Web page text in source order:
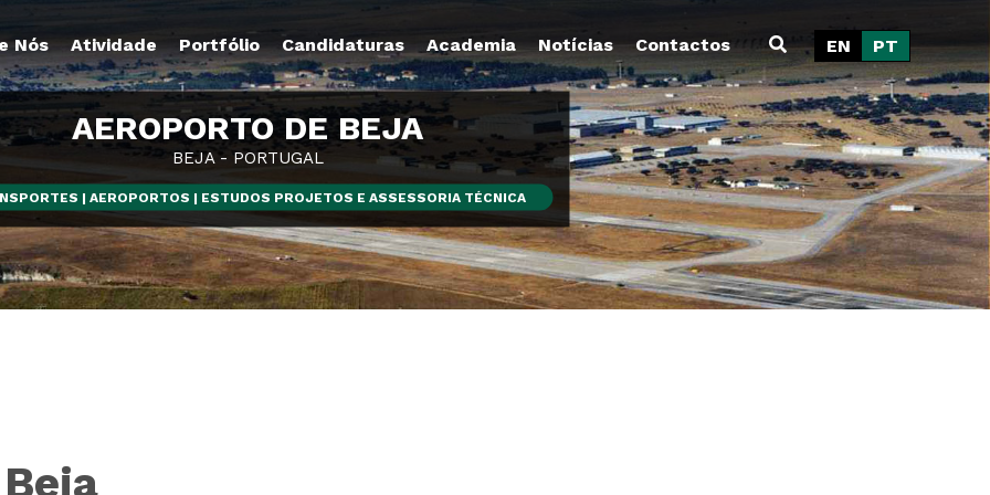
Nós Atividade Portfólio Candidaturas Academia Notícias Contactos EN PT
AEROPORTO DE BEJA
BEJA - PORTUGAL
| AEROPORTOS | ESTUDOS PROJETOS E ASSESSORIA TÉCNICA